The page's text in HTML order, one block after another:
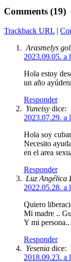
Comments (19)
Trackback URL |
Arasmelys
2023.09.05. a
Hola estoy
un año
Responder
Yuneisy dice:
2023.07.29. a
Hola soy
Necesito
en el area
Responder
Luz Angélica
2022.05.28. a
Quiero
Mi madre ..
Y mi
Responder
Yesenia dice:
2018.09.23. a